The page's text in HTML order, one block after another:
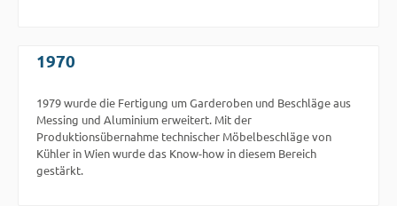
1970
1979 wurde die Fertigung um Garderoben und Beschläge aus
Messing und Aluminium erweitert. Mit der
Produktionsübernahme technischer Möbelbeschläge von
Kühler in Wien wurde das Know-how in diesem Bereich
gestärkt.